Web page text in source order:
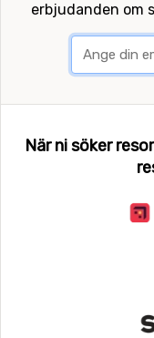
erbjudanden om
När ni söker